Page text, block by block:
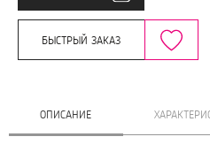
БЫСТРЫЙ ЗАКАЗ
ОПИСАНИЕ